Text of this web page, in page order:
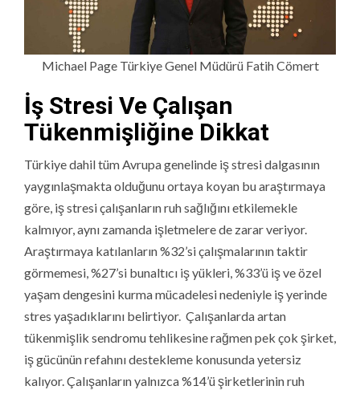
Michael Page Türkiye Genel Müdürü Fatih Cömert
İş Stresi Ve Çalışan
Tükenmişliğine Dikkat
Türkiye dahil tüm Avrupa genelinde iş stresi dalgasının
yaygınlaşmakta olduğunu ortaya koyan bu araştırmaya
göre, iş stresi çalışanların ruh sağlığını etkilemekle
kalmıyor, aynı zamanda işletmelere de zarar veriyor.
Araştırmaya katılanların %32’si çalışmalarının taktir
görmemesi, %27’si bunaltıcı iş yükleri, %33’ü iş ve özel
yaşam dengesini kurma mücadelesi nedeniyle iş yerinde
stres yaşadıklarını belirtiyor. Çalışanlarda artan
tükenmişlik sendromu tehlikesine rağmen pek çok şirket,
iş gücünün refahını destekleme konusunda yetersiz
kalıyor. Çalışanların yalnızca %14’ü şirketlerinin ruh